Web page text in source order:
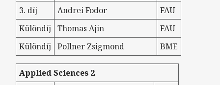
3. díj
Andrei Fodor
FAU
Különdíj
Thomas Ajin
FAU
Különdíj
Pollner Zsigmond BME
Applied Sciences 2